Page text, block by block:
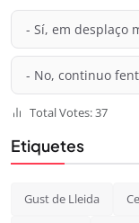
- Sí, em desplaço
- No, continuo
Total Votes: 37
Etiquetes
Gust de Lleida